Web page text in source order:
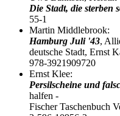
Die Stadt, die sterben
55-1
Martin Middlebrook:
Hamburg Juli '43,
deutsche Stadt, Ernst
978-3921909720
Ernst Klee:
Persilscheine und
halfen -
Fischer Taschenbuch